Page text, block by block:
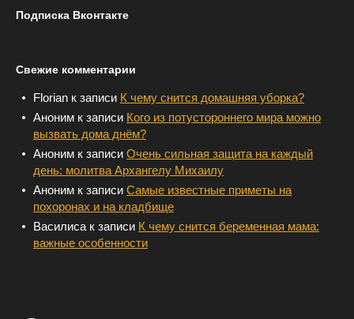
Подписка Вконтакте
Свежие комментарии
Florian к записи К чему снится домашняя уборка?
Аноним к записи Кого из потустороннего мира можно
вызвать дома днём?
Аноним к записи Очень сильная защита на каждый
день: молитва Архангелу Михаилу
Аноним к записи Самые известные приметы на
похоронах и на кладбище
Василиса к записи К чему снится беременная мама:
важные особенности